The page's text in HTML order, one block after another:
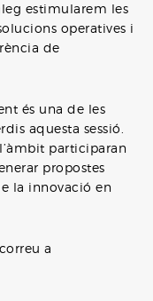
estimularem les
operatives i
de
és una de les
aquesta sessió.
participaran
propostes
la innovació en
a